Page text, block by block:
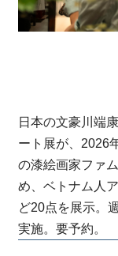
日本の文豪川端
ート展が、2026
の漆絵画家ファ
め、ベトナム人
ど20点を展示。
実施。要予約。